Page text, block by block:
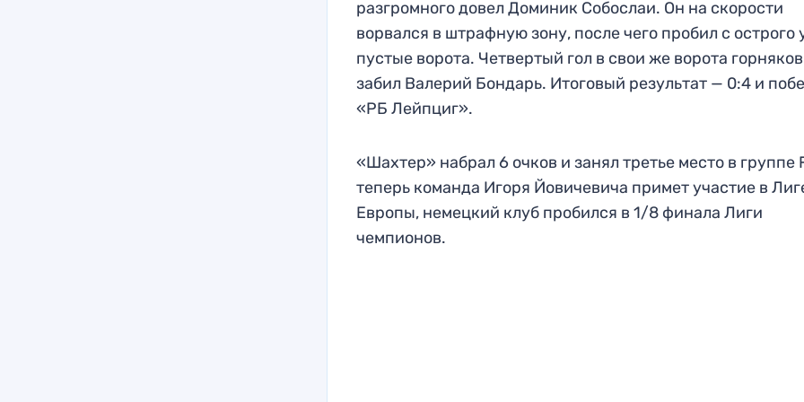
разгромного довел Доминик Собослаи. Он на скорости
ворвался в штрафную зону, после чего пробил с острого
пустые ворота. Четвертый гол в свои же ворота горняков
забил Валерий Бондарь. Итоговый результат — 0:4 и
«РБ Лейпциг».
«Шахтер» набрал 6 очков и занял третье место в группе
теперь команда Игоря Йовичевича примет участие в
Европы, немецкий клуб пробился в 1/8 финала Лиги
чемпионов.